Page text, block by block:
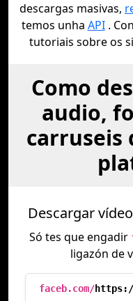
descargas masivas,
temos unha API.
tutoriais sobre os
Como
audio,
carruseis
Descargar
Só tes que engadir
ligazón de
faceb.com/